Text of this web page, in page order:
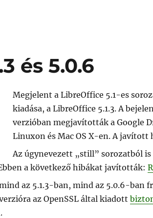
és 5.0.6
Megjelent a LibreOffice 5.1-es
kiadása, a LibreOffice 5.1.3. A
verzióban megjavították a Google
Linuxon és Mac OS X-en. A javított
Az úgynevezett „still” sorozatból
a következő hibákat javították:
az 5.1.3-ban, mind az 5.0.6-ban
az OpenSSL által kiadott